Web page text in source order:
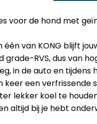
voor de hond met
van KONG blijft
grade-RVS, dus van
in de auto en
keer een
lekker koel te
altijd bij je hebt